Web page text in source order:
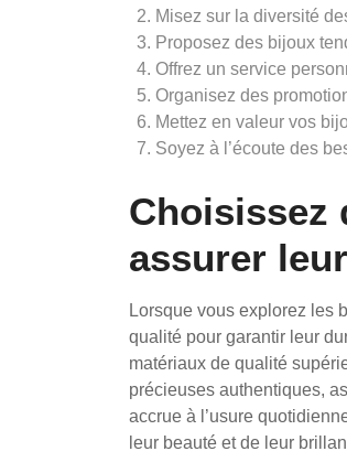
Misez sur la diversité
Proposez des bijoux
Offrez un service
Organisez des
Mettez en valeur vos
Soyez à l’écoute des
Choisissez
assurer
Lorsque vous explorez les
qualité pour garantir leur
matériaux de qualité
précieuses authentiques,
accrue à l’usure
leur beauté et de leur